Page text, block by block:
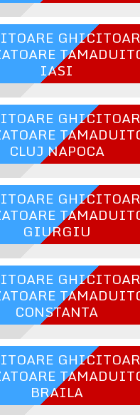
IASI
CLUJ NAPOCA
GIURGIU
CONSTANTA
BRAILA